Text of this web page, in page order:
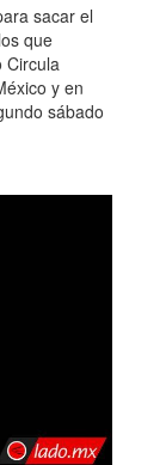
sacar el
que
Circula
y en
sábado